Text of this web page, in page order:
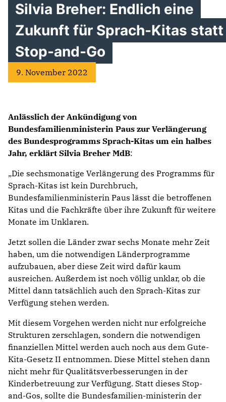
Silvia Breher: Endlich eine
Zukunft für Sprach-Kitas statt
Stop-and-Go
9. November 2022
Anlässlich der Ankündigung von
Bundesfamilienministerin Paus zur Verlängerung
des Bundesprogramms Sprach-Kitas um ein halbes
Jahr, erklärt Silvia Breher MdB:
„Die sechsmonatige Verlängerung des Programms für
Sprach-Kitas ist kein Durchbruch,
Bundesfamilienministerin Paus lässt die betroffenen
Kitas und die Fachkräfte über ihre Zukunft für weitere
Monate im Unklaren.
Jetzt sollen die Länder zwar sechs Monate mehr Zeit
haben, um die notwendigen Länderprogramme
aufzubauen, aber diese Zeit wird dafür kaum
ausreichen. Außerdem ist noch völlig unklar, ob die
Mittel dann tatsächlich auch den Sprach-Kitas zur
Verfügung stehen werden.
Mit diesem Vorgehen werden nicht nur erfolgreiche
Strukturen zerschlagen, sondern die notwendigen
finanziellen Mittel werden auch noch aus dem Gute-
Kita-Gesetz II entnommen. Diese Mittel stehen dann
nicht mehr für Qualitätsverbesserungen in der
Kinderbetreuung zur Verfügung. Statt dieses Stop-
and-Gos, sollte die Bundesfamilien-ministerin der